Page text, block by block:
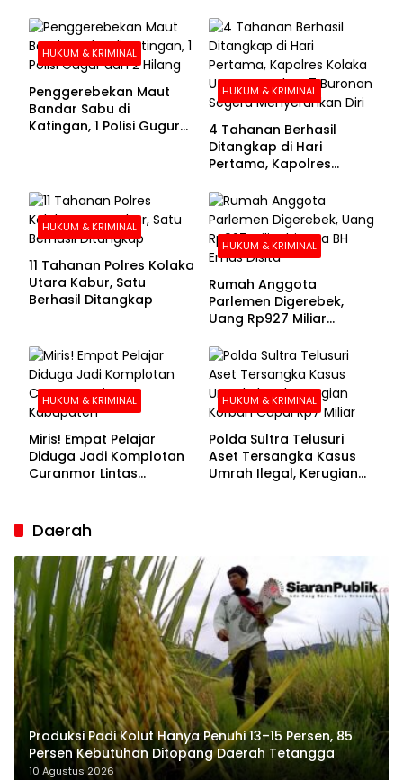
Evakuasi Jenazah
Korban
HUKUM & KRIMINAL
Penggerebekan Maut
Bandar Sabu di
Katingan, 1 Polisi Gugur
HUKUM & KRIMINAL
4 Tahanan Berhasil
Ditangkap di Hari
Pertama, Kapolres
Buronan Segera
Menyerahkan Diri
HUKUM & KRIMINAL
11 Tahanan Polres Kolaka
Utara Kabur, Satu
Berhasil Ditangkap
HUKUM & KRIMINAL
Rumah Anggota
Parlemen Digerebek,
Uang Rp927 Miliar
HUKUM & KRIMINAL
Miris! Empat Pelajar
Diduga Jadi Komplotan
Curanmor Lintas
HUKUM & KRIMINAL
Polda Sultra Telusuri
Aset Tersangka Kasus
Umrah Ilegal, Kerugian
Daerah
Produksi Padi Kolut Hanya Penuhi 13–15 Persen, 85
Persen Kebutuhan Ditopang Daerah Tetangga
10 Agustus 2026